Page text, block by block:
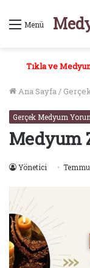
Menü
Tıkla ve
Ana Sayfa/
Gerçek Medyum
Medyum
Yönetici